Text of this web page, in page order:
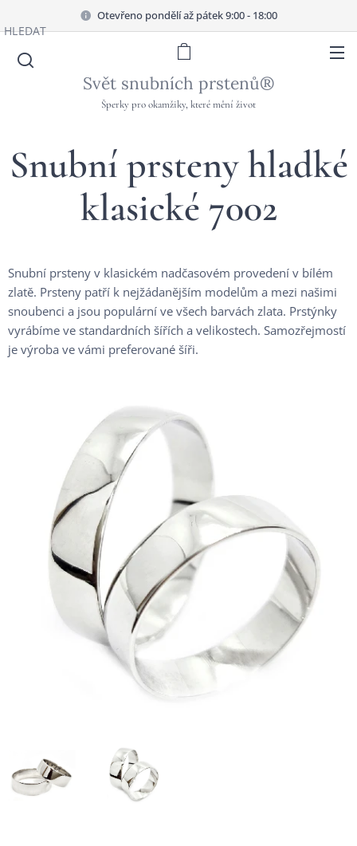
Otevřeno pondělí až pátek 9:00 - 18:00
Svět snubních prstenů®
Šperky pro okamžiky, které mění život
HLEDAT
Snubní prsteny hladké
klasické 7002
Snubní prsteny v klasickém nadčasovém provedení v bílém
zlatě. Prsteny patří k nejžádanějším modelům a mezi našimi
snoubenci a jsou populární ve všech barvách zlata. Prstýnky
vyrábíme ve standardních šířích a velikostech. Samozřejmostí
je výroba ve vámi preferované šíři.